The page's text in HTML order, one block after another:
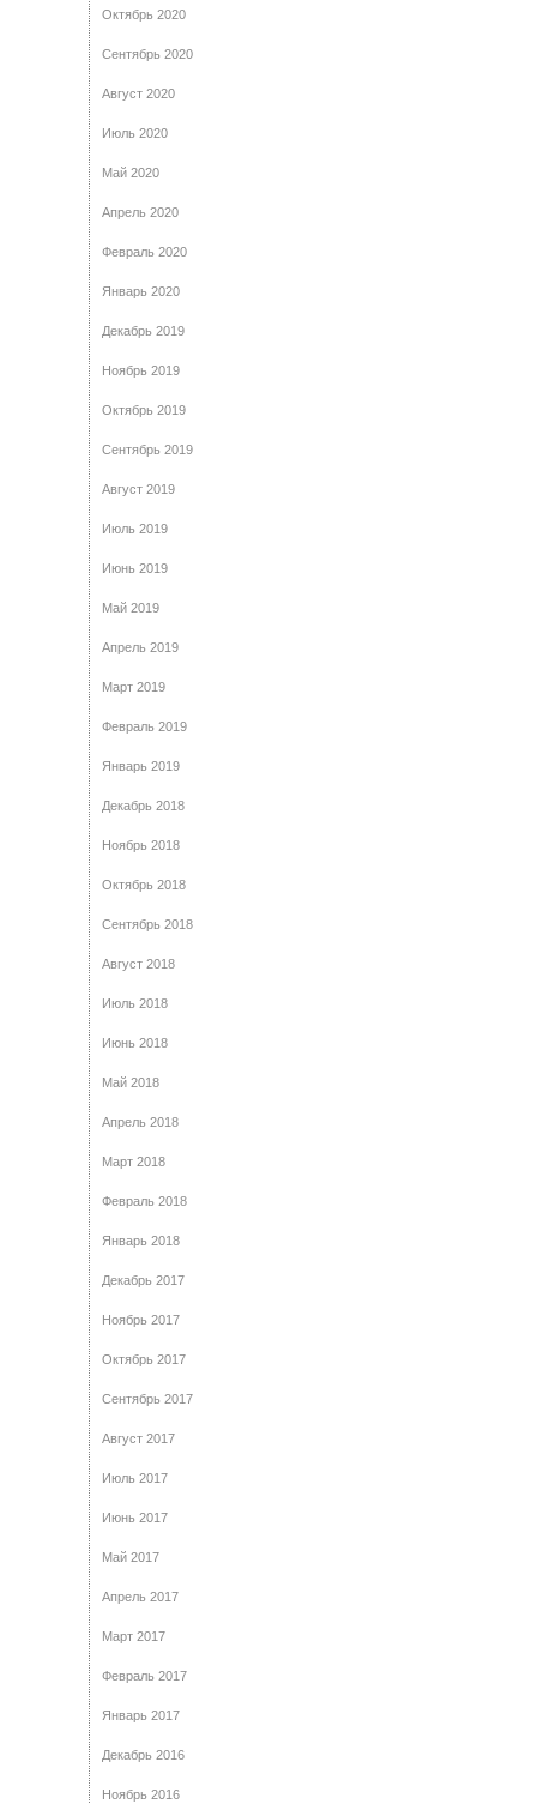
Октябрь 2020
Сентябрь 2020
Август 2020
Июль 2020
Май 2020
Апрель 2020
Февраль 2020
Январь 2020
Декабрь 2019
Ноябрь 2019
Октябрь 2019
Сентябрь 2019
Август 2019
Июль 2019
Июнь 2019
Май 2019
Апрель 2019
Март 2019
Февраль 2019
Январь 2019
Декабрь 2018
Ноябрь 2018
Октябрь 2018
Сентябрь 2018
Август 2018
Июль 2018
Июнь 2018
Май 2018
Апрель 2018
Март 2018
Февраль 2018
Январь 2018
Декабрь 2017
Ноябрь 2017
Октябрь 2017
Сентябрь 2017
Август 2017
Июль 2017
Июнь 2017
Май 2017
Апрель 2017
Март 2017
Февраль 2017
Январь 2017
Декабрь 2016
Ноябрь 2016